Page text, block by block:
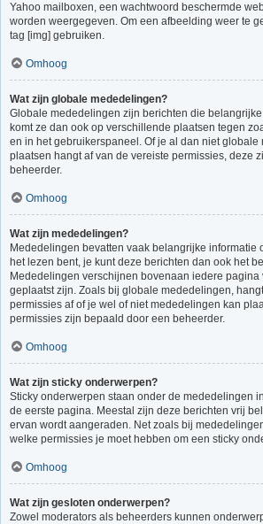
Yahoo mailboxen, een wachtwoord beschermde
worden weergegeven. Om een afbeelding weer te
tag [img] gebruiken.
Omhoog
Wat zijn globale mededelingen?
Globale mededelingen zijn berichten die
komt ze dan ook op verschillende plaatsen tegen
en in het gebruikerspaneel. Of je al dan niet globale
plaatsen hangt af van de vereiste permissies, deze
beheerder.
Omhoog
Wat zijn mededelingen?
Mededelingen bevatten vaak belangrijke informatie
het lezen bent, je kunt deze berichten dan ook het
Mededelingen verschijnen bovenaan iedere pagina
geplaatst zijn. Zoals bij globale mededelingen,
permissies af of je wel of niet mededelingen kan
permissies zijn bepaald door een beheerder.
Omhoog
Wat zijn sticky onderwerpen?
Sticky onderwerpen staan onder de mededelingen
de eerste pagina. Meestal zijn deze berichten vrij
ervan wordt aangeraden. Net zoals bij
welke permissies je moet hebben om een sticky
Omhoog
Wat zijn gesloten onderwerpen?
Zowel moderators als beheerders kunnen